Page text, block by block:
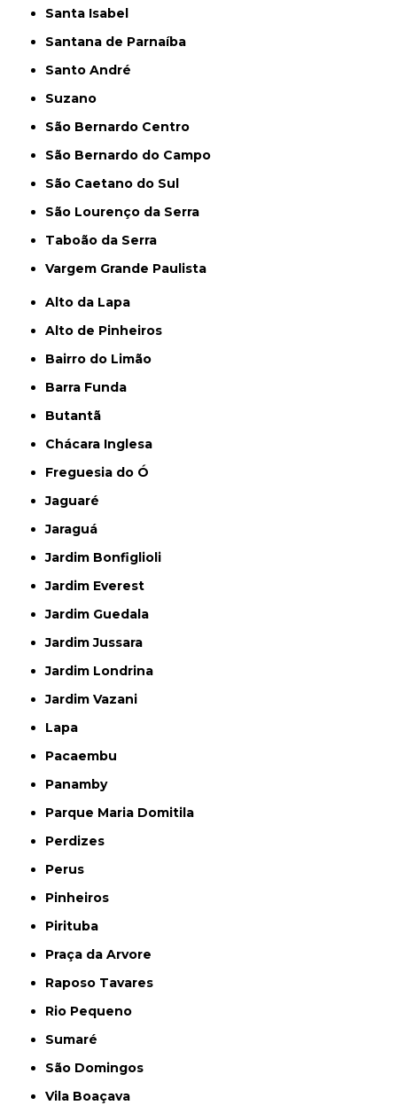
Santa Isabel
Santana de Parnaíba
Santo André
Suzano
São Bernardo Centro
São Bernardo do Campo
São Caetano do Sul
São Lourenço da Serra
Taboão da Serra
Vargem Grande Paulista
Alto da Lapa
Alto de Pinheiros
Bairro do Limão
Barra Funda
Butantã
Chácara Inglesa
Freguesia do Ó
Jaguaré
Jaraguá
Jardim Bonfiglioli
Jardim Everest
Jardim Guedala
Jardim Jussara
Jardim Londrina
Jardim Vazani
Lapa
Pacaembu
Panamby
Parque Maria Domitila
Perdizes
Perus
Pinheiros
Pirituba
Praça da Arvore
Raposo Tavares
Rio Pequeno
Sumaré
São Domingos
Vila Boaçava